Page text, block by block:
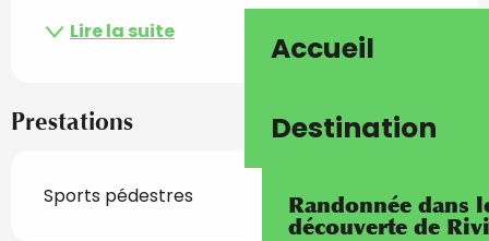
Accueil
Destination
Randonnée dans
découverte de
Lire la suite
Prestations
Sports pédestres